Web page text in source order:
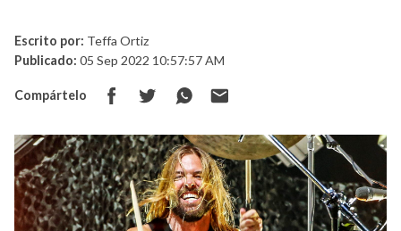
Escrito por: Teffa Ortiz
Publicado: 05 Sep 2022 10:57:57 AM
Compártelo